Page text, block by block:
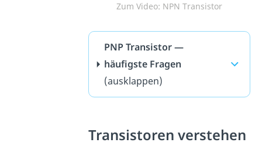
Zum Video: NPN Transistor
PNP Transistor —
häufigste Fragen
(ausklappen)
Transistoren verstehen